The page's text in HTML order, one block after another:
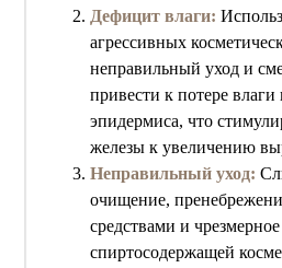
Дефицит влаги:
агрессивных
неправильный уход и
привести к потере влаги
эпидермиса, что
железы к увеличению
Неправильный уход:
очищение,
средствами и
спиртосодержащей